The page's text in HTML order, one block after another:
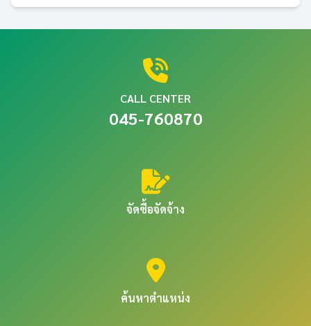
CALL CENTER
045-760870
จัดซื้อจัดจ้าง
ค้นหาตำแหน่ง